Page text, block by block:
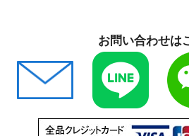
お問い合わせは